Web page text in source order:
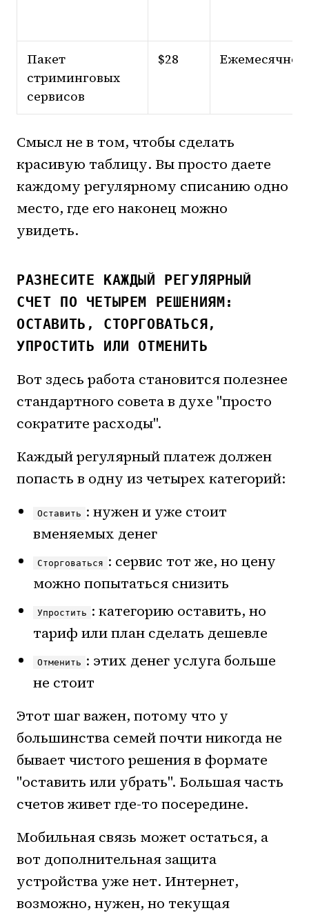
Пакет
стриминговых
сервисов
$28 Ежемесячно
Смысл не в том, чтобы сделать
красивую таблицу. Вы просто даете
каждому регулярному списанию одно
место, где его наконец можно
увидеть.
РАЗНЕСИТЕ КАЖДЫЙ РЕГУЛЯРНЫЙ
СЧЕТ ПО ЧЕТЫРЕМ РЕШЕНИЯМ:
ОСТАВИТЬ, СТОРГОВАТЬСЯ,
УПРОСТИТЬ ИЛИ ОТМЕНИТЬ
Вот здесь работа становится полезнее
стандартного совета в духе "просто
сократите расходы".
Каждый регулярный платеж должен
попасть в одну из четырех категорий:
Оставить : нужен и уже стоит
вменяемых денег
Сторговаться : сервис тот же, но цену
можно попытаться снизить
Упростить : категорию оставить, но
тариф или план сделать дешевле
Отменить : этих денег услуга больше
не стоит
Этот шаг важен, потому что у
большинства семей почти никогда не
бывает чистого решения в формате
"оставить или убрать". Большая часть
счетов живет где-то посередине.
Мобильная связь может остаться, а
вот дополнительная защита
устройства уже нет. Интернет,
возможно, нужен, но текущая